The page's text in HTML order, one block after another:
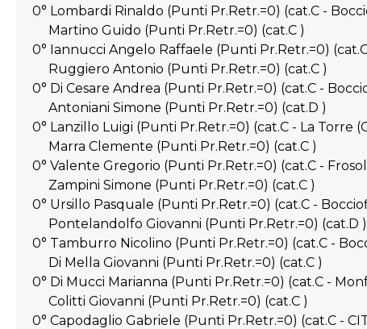
0° Lombardi Rinaldo (Punti Pr.Retr.=0) (cat.C -
Martino Guido (Punti Pr.Retr.=0) (cat.C )
0° Iannucci Angelo Raffaele (Punti Pr.Retr.=0)
Ruggiero Antonio (Punti Pr.Retr.=0) (cat.C )
0° Di Cesare Andrea (Punti Pr.Retr.=0) (cat.C -
Antoniani Simone (Punti Pr.Retr.=0) (cat.D )
0° Lanzillo Luigi (Punti Pr.Retr.=0) (cat.C - La Torre
Marra Clemente (Punti Pr.Retr.=0) (cat.C )
0° Valente Gregorio (Punti Pr.Retr.=0) (cat.C -
Zampini Simone (Punti Pr.Retr.=0) (cat.C )
0° Ursillo Pasquale (Punti Pr.Retr.=0) (cat.C -
Pontelandolfo Giovanni (Punti Pr.Retr.=0) (cat.D )
0° Tamburro Nicolino (Punti Pr.Retr.=0) (cat.C -
Di Mella Giovanni (Punti Pr.Retr.=0) (cat.C )
0° Di Mucci Marianna (Punti Pr.Retr.=0) (cat.C -
Colitti Giovanni (Punti Pr.Retr.=0) (cat.C )
0° Capodaglio Gabriele (Punti Pr.Retr.=0) (cat.C -